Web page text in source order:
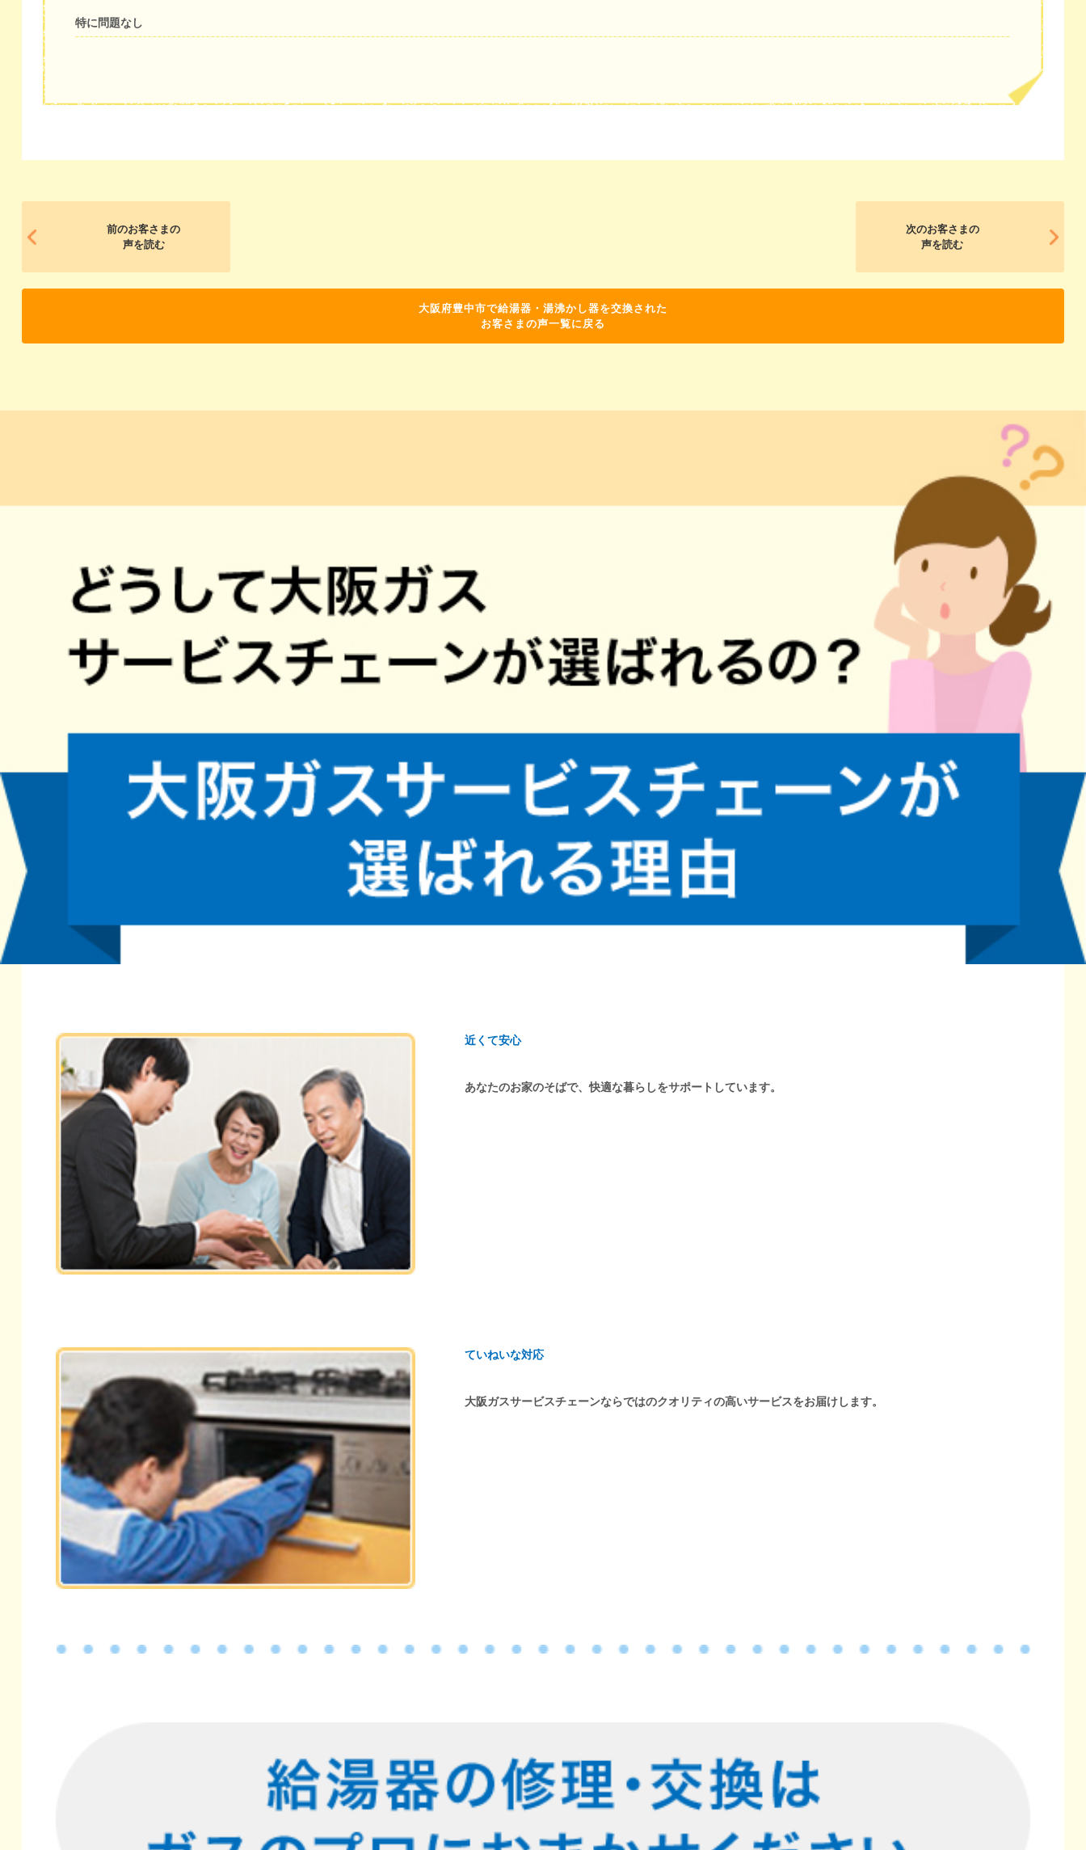
特に問題なし
前のお客さまの
声を読む
次のお客さまの
声を読む
大阪府豊中市で給湯器・湯沸かし器を交換された
お客さまの声一覧に戻る
近くて安心
あなたのお家のそばで、快適な暮らしをサポートしています。
ていねいな対応
大阪ガスサービスチェーンならではのクオリティの高いサービスをお届けします。